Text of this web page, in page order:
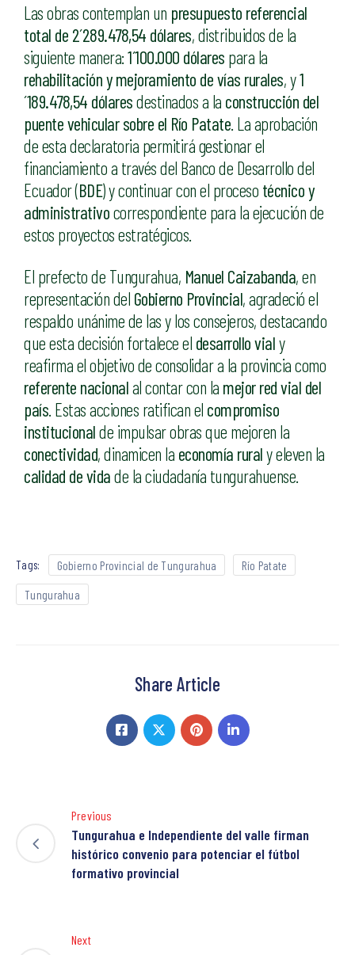
Las obras contemplan un presupuesto referencial
total de 2´289.478,54 dólares, distribuidos de la
siguiente manera:1´100.000 dólares para la
rehabilitación y mejoramiento de vías rurales, y1
´189.478,54 dólaresdestinados a la construcción del
puente vehicular sobre el Río Patate. La aprobación
de esta declaratoria permitirá gestionar el
financiamiento a través del Banco de Desarrollo del
Ecuador(BDE) y continuar con el proceso técnico y
administrativocorrespondiente para la ejecución de
estos proyectos estratégicos.
El prefecto de Tungurahua, Manuel Caizabanda, en
representación del Gobierno Provincial, agradeció el
respaldo unánime de las y los consejeros, destacando
que esta decisión fortalece el desarrollo vialy
reafirma el objetivo de consolidar a la provincia como
referente nacionalal contar con la mejor red vial del
país. Estas acciones ratifican el compromiso
institucionalde impulsar obras que mejoren la
conectividad, dinamicen la economía ruraly eleven la
calidad de vidade la ciudadanía tungurahuense.
Tags: Gobierno Provincial de Tungurahua Río Patate
Tungurahua
Share Article
Previous
Tungurahua e Independiente del valle firman
histórico convenio para potenciar el fútbol
formativo provincial
Next